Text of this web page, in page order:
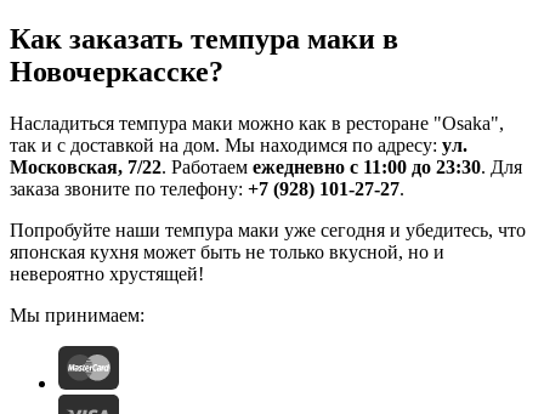
Как заказать темпура маки в
Новочеркасске?
Насладиться темпура маки можно как в ресторане "Osaka",
так и с доставкой на дом. Мы находимся по адресу: ул.
Московская, 7/22. Работаем ежедневно с 11:00 до 23:30. Для
заказа звоните по телефону: +7 (928) 101-27-27.
Попробуйте наши темпура маки уже сегодня и убедитесь, что
японская кухня может быть не только вкусной, но и
невероятно хрустящей!
Мы принимаем: